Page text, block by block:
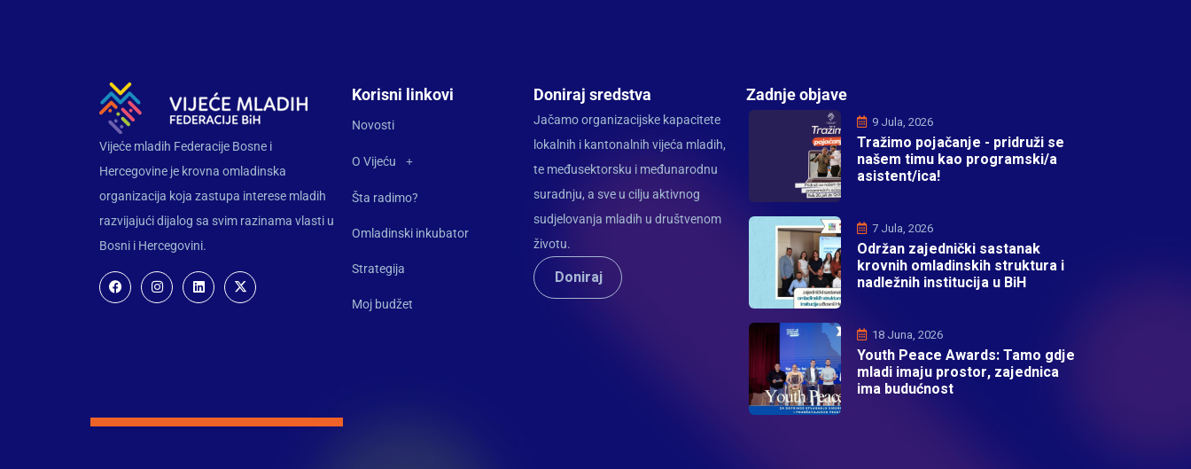
Vijeće mladih Federacije Bosne i
Hercegovine je krovna omladinska
organizacija koja zastupa interese mladih
razvijajući dijalog sa svim razinama vlasti u
Bosni i Hercegovini.
Korisni linkovi
Novosti
O Vijeću
Šta radimo?
Omladinski inkubator
Strategija
Moj budžet
Doniraj sredstva
Jačamo organizacijske kapacitete
lokalnih i kantonalnih vijeća mladih,
te međusektorsku i međunarodnu
suradnju, a sve u cilju aktivnog
sudjelovanja mladih u društvenom
životu.
Doniraj
Zadnje objave
9 Jula, 2026
Tražimo pojačanje - pridruži se
našem timu kao programski/a
asistent/ica!
7 Jula, 2026
Održan zajednički sastanak
krovnih omladinskih struktura i
nadležnih institucija u BiH
18 Juna, 2026
Youth Peace Awards: Tamo gdje
mladi imaju prostor, zajednica
ima budućnost